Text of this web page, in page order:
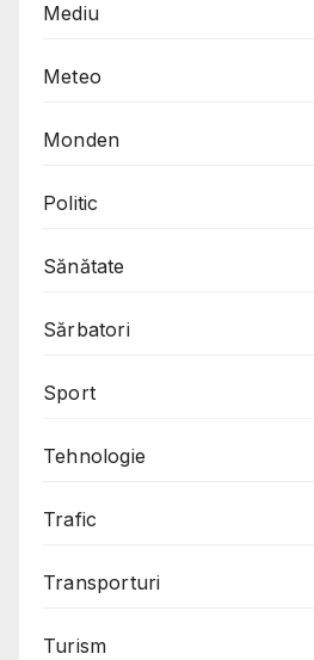
Mediu
Meteo
Monden
Politic
Sănătate
Sărbatori
Sport
Tehnologie
Trafic
Transporturi
Turism